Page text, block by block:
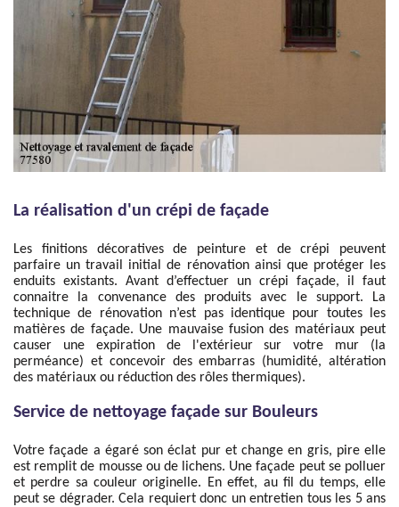
La réalisation d'un crépi de façade
Les finitions décoratives de peinture et de crépi peuvent
parfaire un travail initial de rénovation ainsi que protéger les
enduits existants. Avant d’effectuer un crépi façade, il faut
connaitre la convenance des produits avec le support. La
technique de rénovation n’est pas identique pour toutes les
matières de façade. Une mauvaise fusion des matériaux peut
causer une expiration de l'extérieur sur votre mur (la
perméance) et concevoir des embarras (humidité, altération
des matériaux ou réduction des rôles thermiques).
Service de nettoyage façade sur Bouleurs
Votre façade a égaré son éclat pur et change en gris, pire elle
est remplit de mousse ou de lichens. Une façade peut se polluer
et perdre sa couleur originelle. En effet, au fil du temps, elle
peut se dégrader. Cela requiert donc un entretien tous les 5 ans